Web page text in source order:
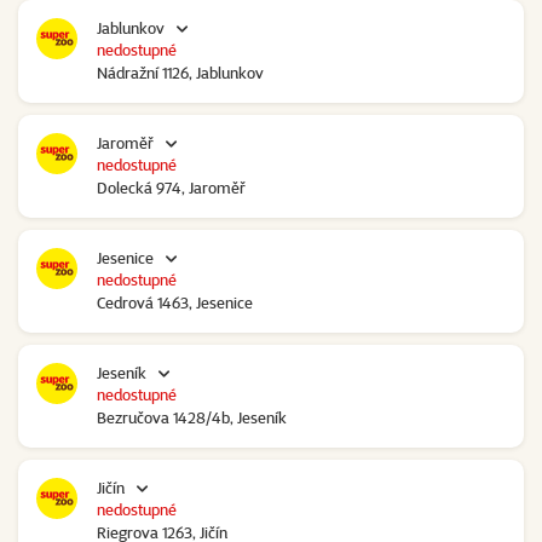
Jablunkov
Nádražní 1126, Jablunkov
nedostupné
Jaroměř
Dolecká 974, Jaroměř
nedostupné
Jesenice
Cedrová 1463, Jesenice
nedostupné
Jeseník
Bezručova 1428/4b, Jeseník
nedostupné
Jičín
Riegrova 1263, Jičín
nedostupné